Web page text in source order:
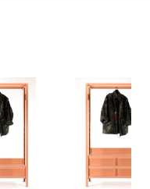
carosello utilizzando il